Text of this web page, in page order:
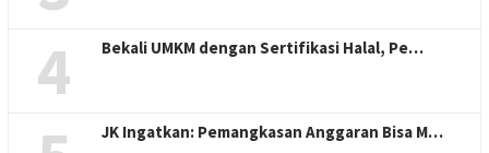
4 Bekali UMKM dengan Sertifikasi Halal, Pe…
JK Ingatkan: Pemangkasan Anggaran Bisa M…